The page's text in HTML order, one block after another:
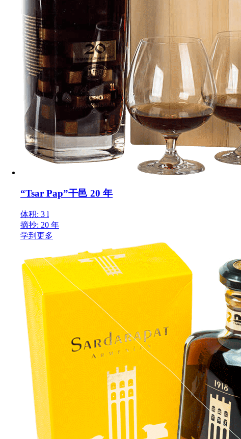
“Tsar Pap”干邑 20 年
体积: 3 l
摘抄: 20 年
学到更多